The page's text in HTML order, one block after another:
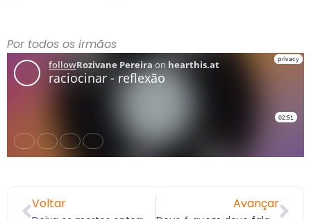
Por todos os irmãos
Voltar Avançar